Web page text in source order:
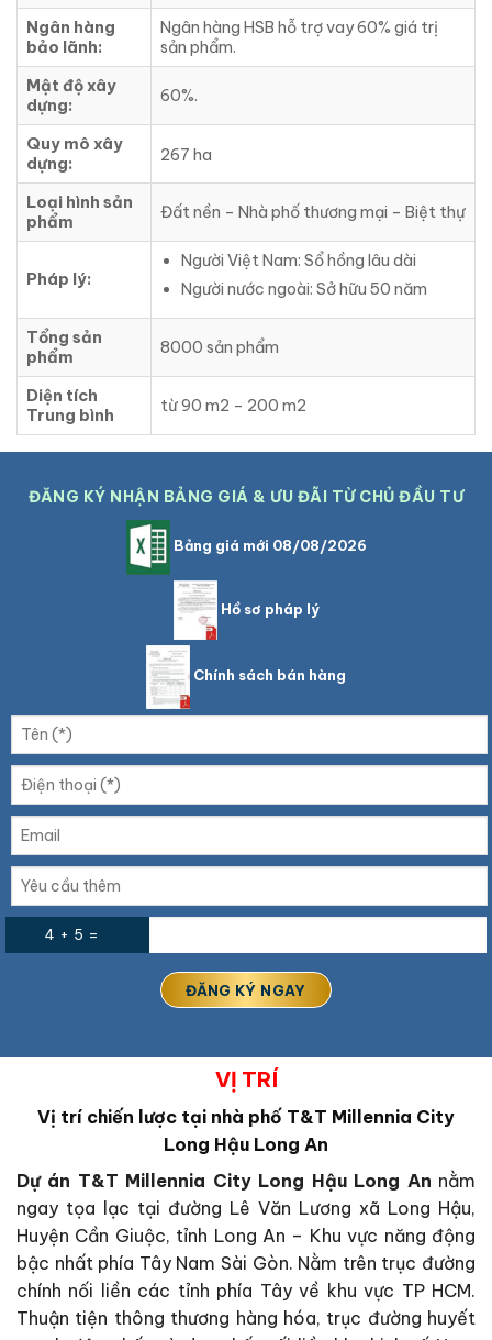
Ngân hàng
bảo lãnh:
Ngân hàng HSB hỗ trợ vay 60% giá trị
sản phẩm.
Mật độ xây
dựng:
60%.
Quy mô xây
dựng:
267 ha
Loại hình sản
phẩm
Đất nền – Nhà phố thương mại – Biệt thự
Pháp lý:
Người Việt Nam: Sổ hồng lâu dài
Người nước ngoài: Sở hữu 50 năm
Tổng sản
phẩm
8000 sản phẩm
Diện tích
Trung bình
từ 90 m2 – 200 m2
ĐĂNG KÝ NHẬN BẢNG GIÁ & ƯU ĐÃI TỪ CHỦ ĐẦU TƯ
Bảng giá mới 08/08/2026
Hồ sơ pháp lý
Chính sách bán hàng
4 + 5 =
VỊ TRÍ
Vị trí chiến lược tại nhà phố T&T Millennia City
Long Hậu Long An
Dự án T&T Millennia City Long Hậu Long An nằm
ngay tọa lạc tại đường Lê Văn Lương xã Long Hậu,
Huyện Cần Giuộc, tỉnh Long An – Khu vực năng động
bậc nhất phía Tây Nam Sài Gòn. Nằm trên trục đường
chính nối liền các tỉnh phía Tây về khu vực TP HCM.
Thuận tiện thông thương hàng hóa, trục đường huyết